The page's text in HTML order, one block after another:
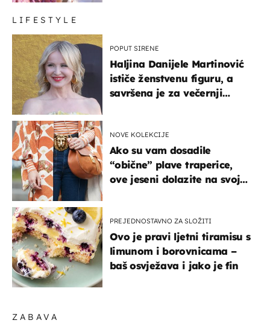
ZABAVA
LIFESTYLE
POPUT SIRENE
Haljina Danijele Martinović
ističe ženstvenu figuru, a
savršena je za večernji
NOVE KOLEKCIJE
Ako su vam dosadile
“obične” plave traperice,
ove jeseni dolazite na svoje
PREJEDNOSTAVNO ZA SLOŽITI
Ovo je pravi ljetni tiramisu s
limunom i borovnicama –
baš osvježava i jako je fin